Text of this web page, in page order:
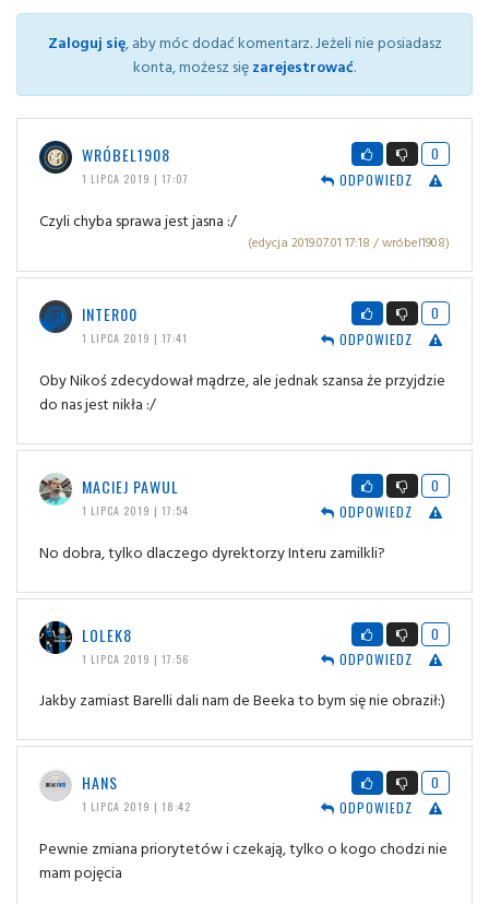
Zaloguj się, aby móc dodać komentarz. Jeżeli nie posiadasz
konta, możesz sięzarejestrować.
WRÓBEL1908
1 LIPCA 2019 | 17:07
0
ODPOWIEDZ
Czyli chyba sprawa jest jasna :/
(edycja 2019.07.01 17:18 / wróbel1908)
INTER00
1 LIPCA 2019 | 17:41
0
ODPOWIEDZ
Oby Nikoś zdecydował mądrze, ale jednak szansa że przyjdzie
do nas jest nikła :/
MACIEJ PAWUL
1 LIPCA 2019 | 17:54
0
ODPOWIEDZ
No dobra, tylko dlaczego dyrektorzy Interu zamilkli?
LOLEK8
1 LIPCA 2019 | 17:56
0
ODPOWIEDZ
Jakby zamiast Barelli dali nam de Beeka to bym się nie obraził:)
HANS
1 LIPCA 2019 | 18:42
0
ODPOWIEDZ
Pewnie zmiana priorytetów i czekają, tylko o kogo chodzi nie
mam pojęcia